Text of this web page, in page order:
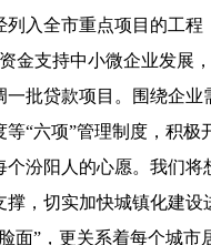
列入全市重点项目的工
金支持中小微企业发展
一批贷款项目。
围绕企业
“六项”管理制度，积
汾阳人的心愿。我们
，切实加快城镇化建设
面”，更关系着每个城